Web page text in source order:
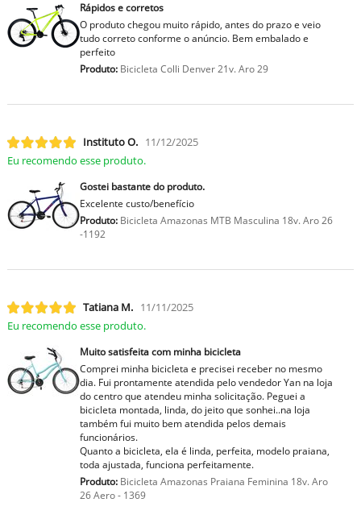
Rápidos e corretos
O produto chegou muito rápido, antes do prazo e veio
tudo correto conforme o anúncio. Bem embalado e
perfeito
Produto:Bicicleta Colli Denver 21v. Aro 29
Instituto O. 11/12/2025
Eu recomendo esse produto.
Gostei bastante do produto.
Excelente custo/benefício
Produto:Bicicleta Amazonas MTB Masculina 18v. Aro 26
-1192
Tatiana M. 11/11/2025
Eu recomendo esse produto.
Muito satisfeita com minha bicicleta
Comprei minha bicicleta e precisei receber no mesmo
dia. Fui prontamente atendida pelo vendedor Yan na loja
do centro que atendeu minha solicitação. Peguei a
bicicleta montada, linda, do jeito que sonhei..na loja
também fui muito bem atendida pelos demais
funcionários.
Quanto a bicicleta, ela é linda, perfeita, modelo praiana,
toda ajustada, funciona perfeitamente.
Produto:Bicicleta Amazonas Praiana Feminina 18v. Aro
26 Aero - 1369